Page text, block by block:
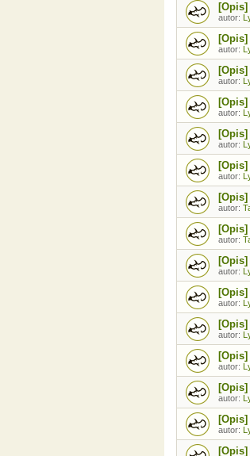
autor:
autor:
autor:
autor:
autor:
autor:
autor:
autor:
autor:
autor:
autor:
autor:
autor:
autor: